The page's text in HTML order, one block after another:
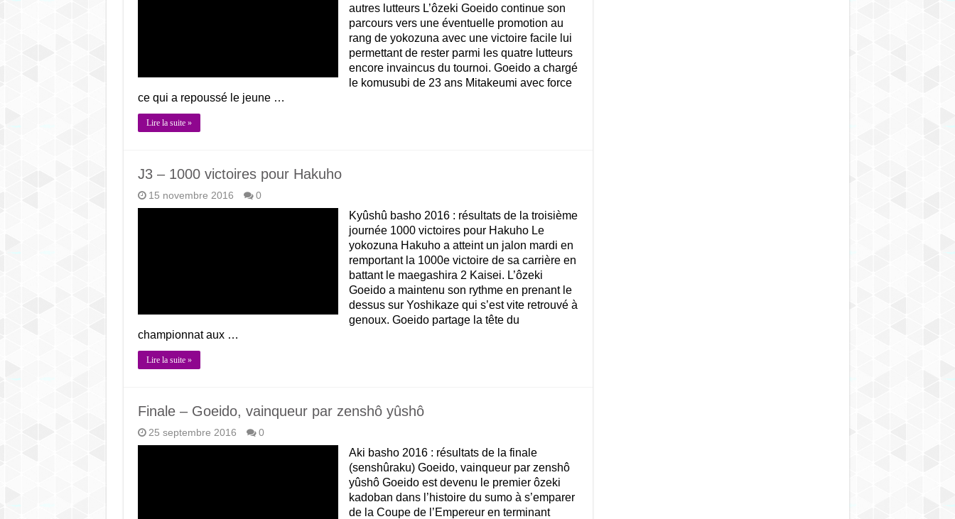
autres lutteurs L’ôzeki Goeido continue son
parcours vers une éventuelle promotion au
rang de yokozuna avec une victoire facile lui
permettant de rester parmi les quatre lutteurs
encore invaincus du tournoi. Goeido a chargé
le komusubi de 23 ans Mitakeumi avec force
ce qui a repoussé le jeune …
Lire la suite »
J3 – 1000 victoires pour Hakuho
15 novembre 2016 0
Kyûshû basho 2016 : résultats de la troisième
journée 1000 victoires pour Hakuho Le
yokozuna Hakuho a atteint un jalon mardi en
remportant la 1000e victoire de sa carrière en
battant le maegashira 2 Kaisei. L’ôzeki
Goeido a maintenu son rythme en prenant le
dessus sur Yoshikaze qui s’est vite retrouvé à
genoux. Goeido partage la tête du
championnat aux …
Lire la suite »
Finale – Goeido, vainqueur par zenshô yûshô
25 septembre 2016 0
Aki basho 2016 : résultats de la finale
(senshûraku) Goeido, vainqueur par zenshô
yûshô Goeido est devenu le premier ôzeki
kadoban dans l’histoire du sumo à s’emparer
de la Coupe de l’Empereur en terminant